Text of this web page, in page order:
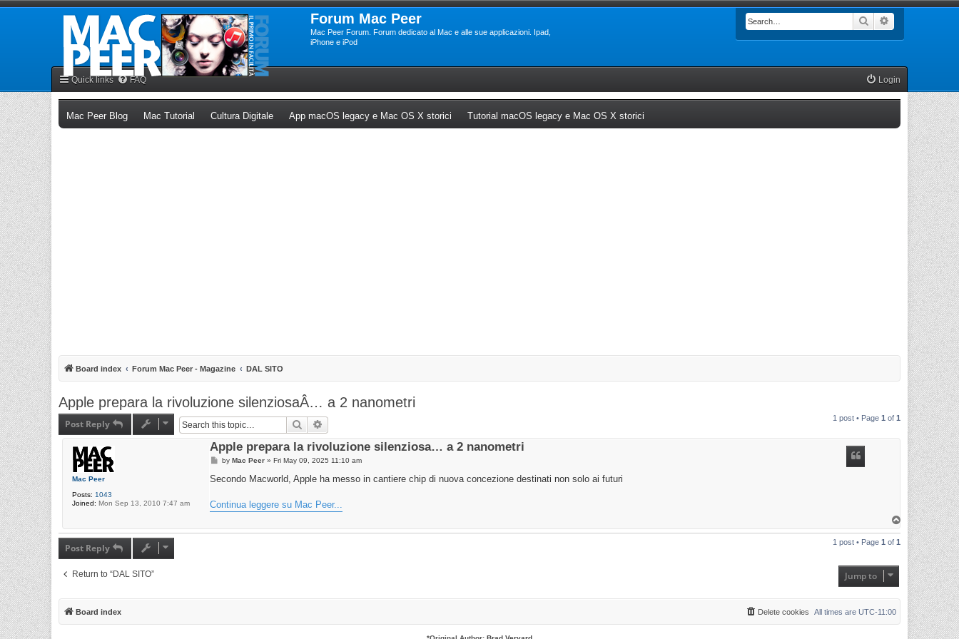
Forum Mac Peer
Mac Peer Forum. Forum dedicato al Mac e alle sue applicazioni. Ipad,
iPhone e iPod
Search
Quick links FAQ Login
Mac Peer Blog(Opens a new tab)
Mac Tutorial (Opens a new tab)
Cultura Digitale(Opens a new tab)
App macOS legacy e Mac OS X storici (Opens a new tab)
Tutorial macOS legacy e Mac OS X storici
Board index Forum Mac Peer - Magazine DAL SITO
Apple prepara la rivoluzione silenziosaÂ… a 2 nanometri
Post Reply Search 1 post • Page 1 of 1
Mac Peer
Posts: 1043
Joined: Mon Sep 13, 2010 7:47 am
Apple prepara la rivoluzione silenziosa… a 2 nanometri
P
s
by Mac Peer» Fri May 09, 2025 11:10 am
Secondo Macworld, Apple ha messo in cantiere chip di nuova concezione destinati non solo ai futuri
Continua leggere su Mac Peer...
Post Reply 1 post • Page 1 of 1
Return to “DAL SITO” Jump to
Board index All times are UTC-11:00
Delete cookies